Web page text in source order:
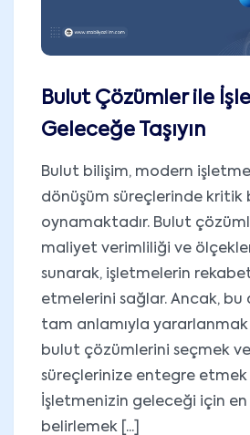
Bulut Çözümler ile
Geleceğe Taşıyın
Bulut bilişim, modern
dönüşüm süreçlerinde kritik
oynamaktadır. Bulut
maliyet verimliliği ve
sunarak, işletmelerin
etmelerini sağlar. Ancak,
tam anlamıyla
bulut çözümlerini seçmek ve
süreçlerinize entegre etmek
İşletmenizin geleceği için
belirlemek [...]